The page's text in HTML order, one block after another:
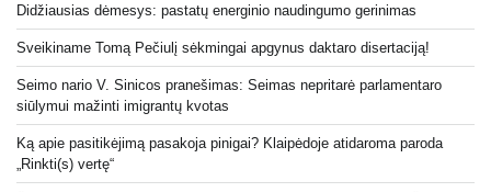
Didžiausias dėmesys: pastatų energinio naudingumo gerinimas
Sveikiname Tomą Pečiulį sėkmingai apgynus daktaro disertaciją!
Seimo nario V. Sinicos pranešimas: Seimas nepritarė parlamentaro
siūlymui mažinti imigrantų kvotas
Ką apie pasitikėjimą pasakoja pinigai? Klaipėdoje atidaroma paroda
„Rinkti(s) vertę“